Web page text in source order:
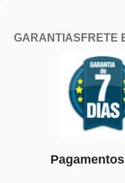
GARANTIAS FRETE